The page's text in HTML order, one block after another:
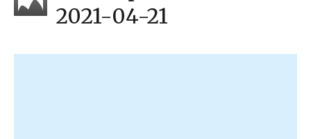
2021-04-21